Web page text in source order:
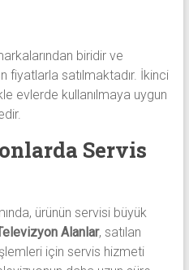
biridir ve
fiyatlarla satılmaktadır. İkinci
evlerde kullanılmaya uygun
Servis
ürünün servisi büyük
Alanlar, satılan
için servis hizmeti